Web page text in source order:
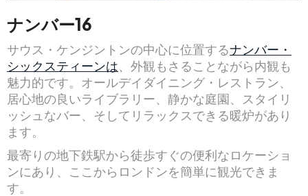
ナンバー16
サウス・ケンジントンの中心に位置するナンバー・
シックスティーンは、外観もさることながら内観も
魅力的です。オールデイダイニング・レストラン、
居心地の良いライブラリー、静かな庭園、スタイリ
ッシュなバー、そしてリラックスできる暖炉があり
ます。
最寄りの地下鉄駅から徒歩すぐの便利なロケーショ
ンにあり、ここからロンドンを簡単に観光できま
す。